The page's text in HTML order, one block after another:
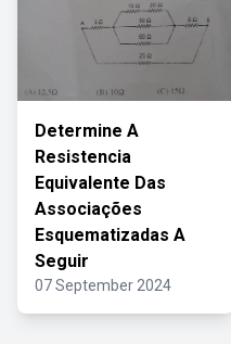
Determine A
Resistencia
Equivalente Das
Associações
Esquematizadas A
Seguir
07 September 2024